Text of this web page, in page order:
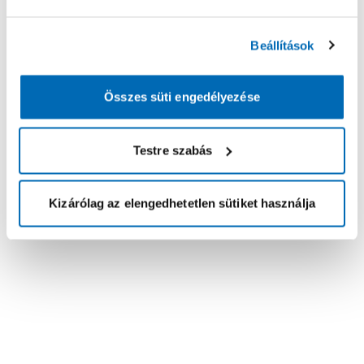
Beállítások
Összes süti engedélyezése
Testre szabás
Kizárólag az elengedhetetlen sütiket használja